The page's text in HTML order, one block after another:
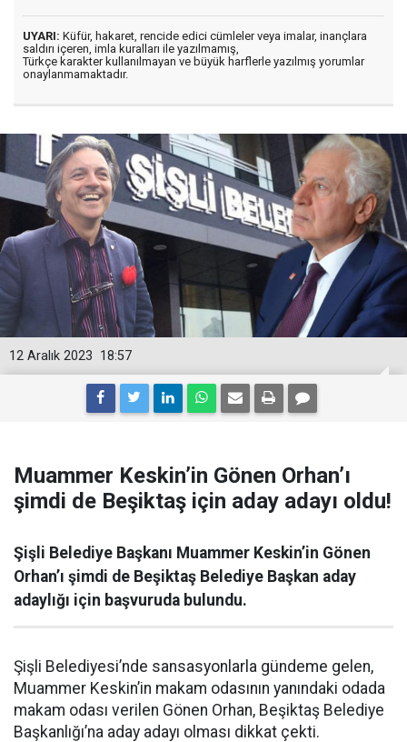
UYARI: Küfür, hakaret, rencide edici cümleler veya imalar, inançlara
saldırı içeren, imla kuralları ile yazılmamış,
Türkçe karakter kullanılmayan ve büyük harflerle yazılmış yorumlar
onaylanmamaktadır.
18:57
12 Aralık 2023
Muammer Keskin’in Gönen Orhan’ı
şimdi de Beşiktaş için aday adayı oldu!
Şişli Belediye Başkanı Muammer Keskin’in Gönen
Orhan’ı şimdi de Beşiktaş Belediye Başkan aday
adaylığı için başvuruda bulundu.
Şişli Belediyesi’nde sansasyonlarla gündeme gelen,
Muammer Keskin’in makam odasının yanındaki odada
makam odası verilen Gönen Orhan, Beşiktaş Belediye
Başkanlığı’na aday adayı olması dikkat çekti.